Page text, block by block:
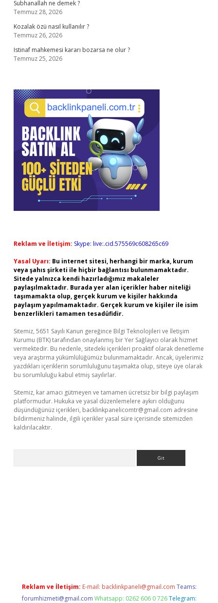
Subhanallah ne demek ?
Temmuz 28, 2026
Kozalak özü nasıl kullanılır ?
Temmuz 26, 2026
Istinaf mahkemesi kararı bozarsa ne olur ?
Temmuz 25, 2026
Reklam ve İletişim: Skype: live:.cid.575569c608265c69
Yasal Uyarı: Bu internet sitesi, herhangi bir marka, kurum
veya şahıs şirketi ile hiçbir bağlantısı bulunmamaktadır.
Sitede yalnızca kendi hazırladığımız makaleler
paylaşılmaktadır. Burada yer alan içerikler haber niteliği
taşımamakta olup, gerçek kurum ve kişiler hakkında
paylaşım yapılmamaktadır. Gerçek kurum ve kişiler ile isim
benzerlikleri tamamen tesadüfidir.
Sitemiz, 5651 Sayılı Kanun gereğince Bilgi Teknolojileri ve İletişim
Kurumu (BTK) tarafından onaylanmış bir Yer Sağlayıcı olarak hizmet
vermektedir. Bu nedenle, sitedeki içerikleri proaktif olarak denetleme
veya araştırma yükümlülüğümüz bulunmamaktadır. Ancak, üyelerimiz
yazdıkları içeriklerin sorumluluğunu taşımakta olup, siteye üye olarak
bu sorumluluğu kabul etmiş sayılırlar.
Sitemiz, kar amacı gütmeyen ve tamamen ücretsiz bir bilgi paylaşım
platformudur. Hukuka ve yasal düzenlemelere aykırı olduğunu
düşündüğünüz içerikleri, backlinkpanelicomtr@gmail.com adresine
bildirmeniz halinde, ilgili içerikler yasal süre içerisinde sitemizden
kaldırılacaktır.
Reklam ve İletişim: E-mail: backlinkpaneli@gmail.com Teams:
forumhizmeti@gmail.com Whatsapp: 0262 606 0 726 Telegram: